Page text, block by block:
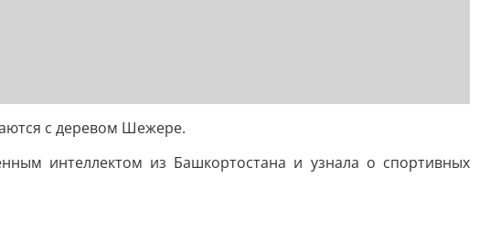
с деревом Шежере.
интеллектом из Башкортостана и узнала о спортивных